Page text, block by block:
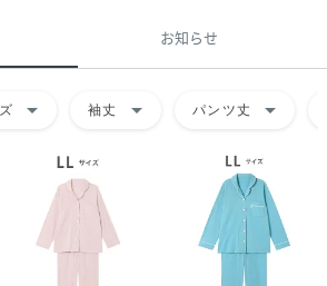
お知らせ
arrow_drop_down 袖丈 arrow_drop_down パンツ丈 arrow_drop_down